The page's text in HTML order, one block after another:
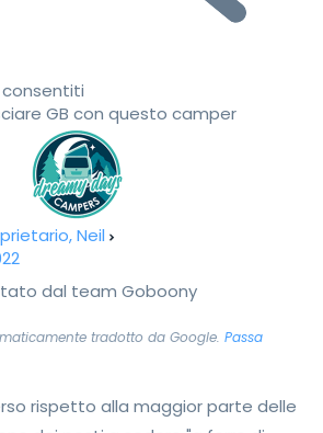
GB con questo camper
Neil
dal team Goboony
tradotto da Google. Passa
rispetto alla maggior parte delle